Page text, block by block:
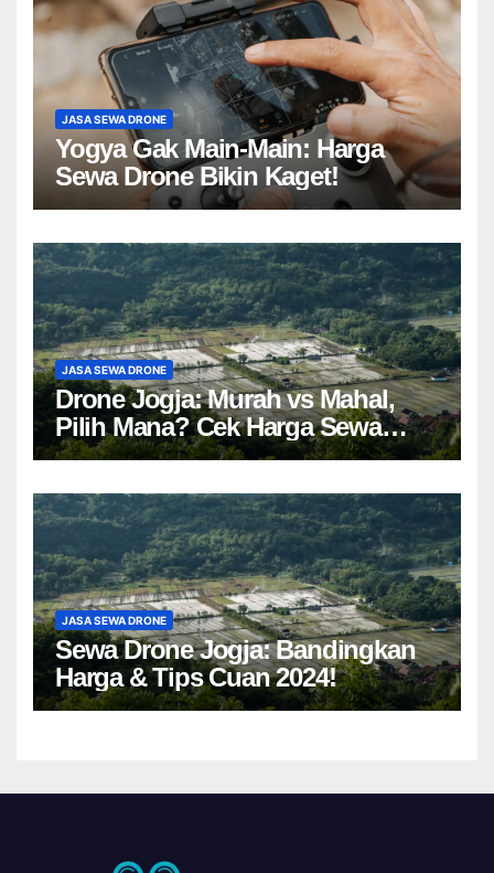
JASA SEWA DRONE
Yogya Gak Main-Main: Harga
Sewa Drone Bikin Kaget!
JASA SEWA DRONE
Drone Jogja: Murah vs Mahal,
Pilih Mana? Cek Harga Sewa
Drone Yogyakarta!
JASA SEWA DRONE
Sewa Drone Jogja: Bandingkan
Harga & Tips Cuan 2024!